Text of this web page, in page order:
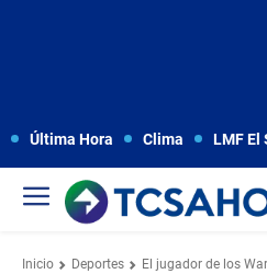
Última Hora Clima LMF El
Inicio Deportes
El jugador de los